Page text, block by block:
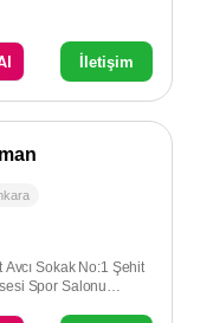
İletişim
Sokak No:1 Şehit
Spor Salonu